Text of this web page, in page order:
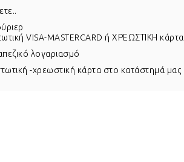
VISA-MASTERCARD ή ΧΡΕΩΣΤΙΚΗ κάρτα
λογαριασμό
-χρεωστική κάρτα στο κατάστημά μας